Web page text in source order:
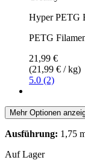
Hyper PETG
PETG
21,99 €
(21,99 € / kg)
5.0 (2)
Mehr Optionen
Ausführung: 1,75
Auf Lager